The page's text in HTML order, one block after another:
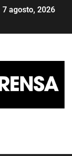
7 agosto, 2026